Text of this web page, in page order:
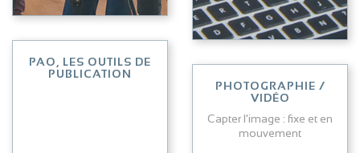
PAO, LES OUTILS DE
PUBLICATION
PHOTOGRAPHIE /
VIDÉO
Capter l'image : fixe et en
mouvement